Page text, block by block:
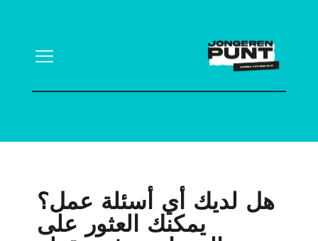
هل لديك أي أسئلة عمل؟
يمكنك العثور على